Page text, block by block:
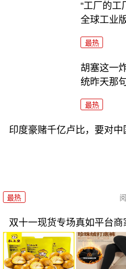
“工厂的工
全球工业
最热
胡塞这一
统昨天那
最热
印度豪赌千亿卢比，要对中
最热
双十一现货专场真如平台商